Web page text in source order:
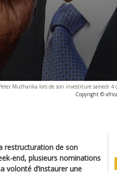
Mutharika lors de son investiture samedi
Copyright ©
restructuration de son
end, plusieurs nominations
volonté d’instaurer une